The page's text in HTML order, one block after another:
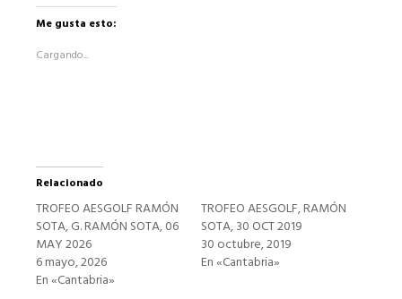
en
Facebook
en
Me gusta esto:
Cargando...
Relacionado
TROFEO AESGOLF RAMÓN
SOTA, G. RAMÓN SOTA, 06
MAY 2026
6 mayo, 2026
En «Cantabria»
TROFEO AESGOLF, RAMÓN
SOTA, 30 OCT 2019
30 octubre, 2019
En «Cantabria»